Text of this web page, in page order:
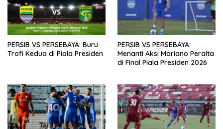
PERSIB VS PERSEBAYA: Buru
Trofi Kedua di Piala Presiden
PERSIB VS PERSEBAYA:
Menanti Aksi Mariano Peralta
di Final Piala Presiden 2026